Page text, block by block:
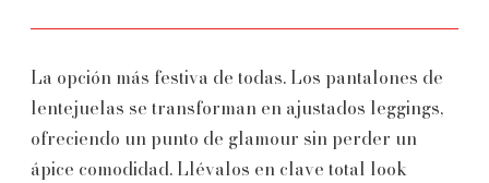
La opción más festiva de todas. Los pantalones de
lentejuelas se transforman en ajustados leggings,
ofreciendo un punto de glamour sin perder un
ápice comodidad. Llévalos en clave total look